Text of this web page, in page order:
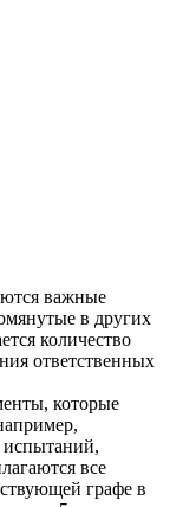
важные
в других
количество
ответственных
которые
все
графе в